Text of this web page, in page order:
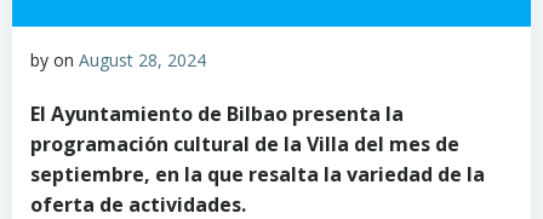
by on August 28, 2024
El Ayuntamiento de Bilbao presenta la
programación cultural de la Villa del mes de
septiembre, en la que resalta la variedad de la
oferta de actividades.